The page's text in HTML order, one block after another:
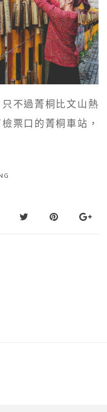
不過菁桐比文山熱
票口的菁桐車站，